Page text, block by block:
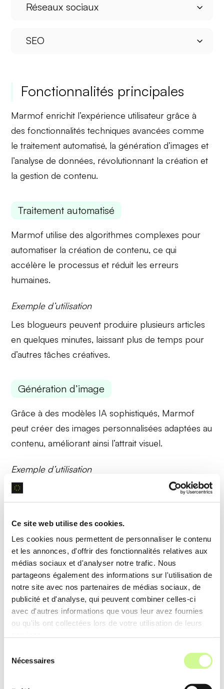
Ce site web utilise des cookies.
Les cookies nous permettent de personnaliser le contenu
et les annonces, d'offrir des fonctionnalités relatives aux
médias sociaux et d'analyser notre trafic. Nous
partageons également des informations sur l'utilisation de
notre site avec nos partenaires de médias sociaux, de
publicité et d'analyse, qui peuvent combiner celles-ci
avec d'autres informations que vous leur avez fournies
ou qu'ils ont collectées lors de votre utilisation de leurs
Nécessaires
Réseaux sociaux
SEO
Fonctionnalités principales
Marmof enrichit l’expérience utilisateur grâce à
desfonctionnalités techniques avancées comme
le traitement automatisé, la génération d’images et
l’analyse de données, révolutionnant la création et
la gestion de contenu.
Traitement automatisé
Marmof utilise desalgorithmes complexes pour
automatiser la création de contenu, ce qui
accélère le processus et réduit les erreurs
humaines.
Exemple d’utilisation
Les blogueurs peuvent produire plusieurs articles
en quelques minutes, laissant plus de temps pour
d’autres tâches créatives.
Génération d’image
Grâce à des modèles IA sophistiqués, Marmof
peut créer des images personnalisées adaptées au
contenu, améliorant ainsi l’attrait visuel.
Exemple d’utilisation
Les marketeurs génèrent des bannière
publicitaires uniques, augmentant l’interaction avec
Analyse de données
Marmof intègre des outils d’analyse de données
pour optimiser le contenu, en fonction des
tendances et des préférences des utilisateurs.
Les entreprises ajustent leur stratégie de contenu
en temps réel, améliorant l’engagement et les taux